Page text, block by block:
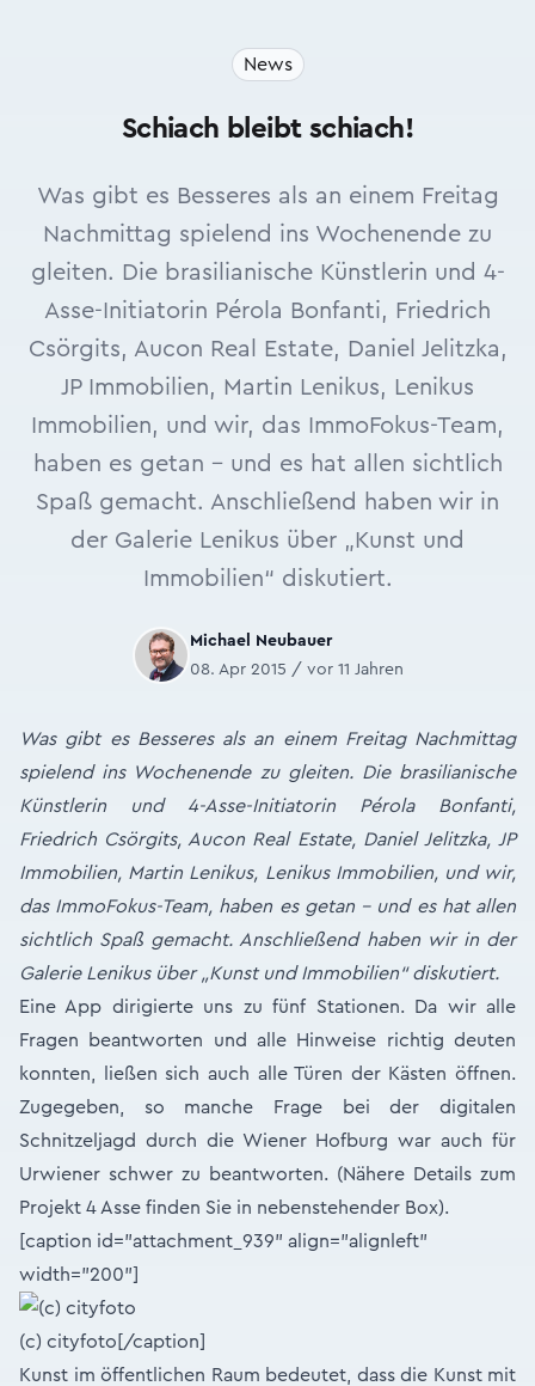
News
Schiach bleibt schiach!
Was gibt es Besseres als an einem Freitag
Nachmittag spielend ins Wochenende zu
gleiten. Die brasilianische Künstlerin und 4-
Asse-Initiatorin Pérola Bonfanti, Friedrich
Csörgits, Aucon Real Estate, Daniel Jelitzka,
JP Immobilien, Martin Lenikus, Lenikus
Immobilien, und wir, das ImmoFokus-Team,
haben es getan – und es hat allen sichtlich
Spaß gemacht. Anschließend haben wir in
der Galerie Lenikus über „Kunst und
Immobilien“ diskutiert.
Michael Neubauer
08. Apr 2015 / vor 11 Jahren
Was gibt es Besseres als an einem Freitag Nachmittag
spielend ins Wochenende zu gleiten. Die brasilianische
Künstlerin und 4-Asse-Initiatorin Pérola Bonfanti,
Friedrich Csörgits, Aucon Real Estate, Daniel Jelitzka, JP
Immobilien, Martin Lenikus, Lenikus Immobilien, und wir,
das ImmoFokus-Team, haben es getan – und es hat allen
sichtlich Spaß gemacht. Anschließend haben wir in der
Galerie Lenikus über „Kunst und Immobilien“ diskutiert.
Eine App dirigierte uns zu fünf Stationen. Da wir alle
Fragen beantworten und alle Hinweise richtig deuten
konnten, ließen sich auch alle Türen der Kästen öffnen.
Zugegeben, so manche Frage bei der digitalen
Schnitzeljagd durch die Wiener Hofburg war auch für
Urwiener schwer zu beantworten. (Nähere Details zum
Projekt 4 Asse finden Sie in nebenstehender Box).
[caption id="attachment_939" align="alignleft"
width="200"]
(c) cityfoto[/caption]
Kunst im öffentlichen Raum bedeutet, dass die Kunst mit